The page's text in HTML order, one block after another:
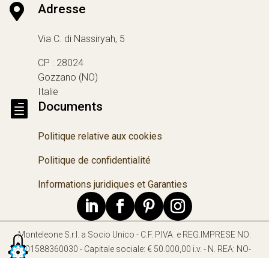
 Adresse
Via C. di Nassiryah, 5
CP : 28024
Gozzano (NO)
Italie
 Documents
Politique relative aux cookies
Politique de confidentialité
Informations juridiques et Garanties
Monteleone S.r.l. a Socio Unico - C.F. P.IVA. e REG.IMPRESE NO:
IT01588360030 - Capitale sociale: € 50.000,00 i.v. - N. REA: NO-